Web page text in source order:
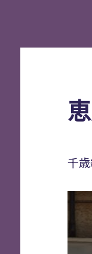
千